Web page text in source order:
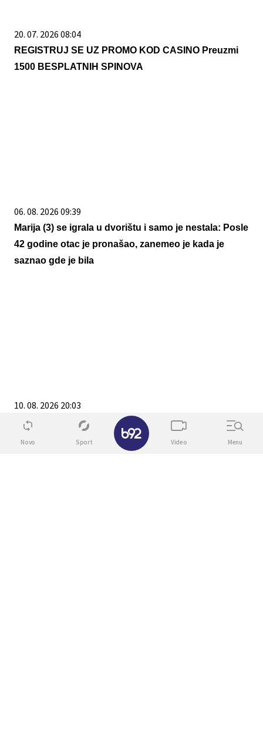
20. 07. 2026 08:04
REGISTRUJ SE UZ PROMO KOD CASINO Preuzmi
1500 BESPLATNIH SPINOVA
06. 08. 2026 09:39
Marija (3) se igrala u dvorištu i samo je nestala: Posle
42 godine otac je pronašao, zanemeo je kada je
saznao gde je bila
10. 08. 2026 20:03
KO NE OPROSTI NA DAN SVETOG KALINIKA, NOSI
TERET CELE GODINE: 3 pravila koja se sutra ne
Novo Sport Video Menu
✕